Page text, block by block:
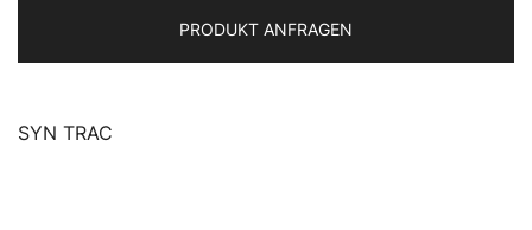
PRODUKT ANFRAGEN
SYN TRAC